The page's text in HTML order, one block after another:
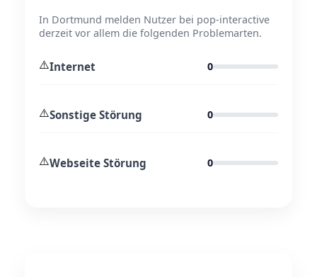
In Dortmund melden Nutzer bei pop-interactive
derzeit vor allem die folgenden Problemarten.
⚠️Internet 0
⚠️Sonstige Störung 0
⚠️Webseite Störung 0